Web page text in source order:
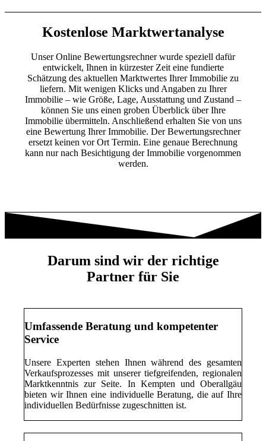
Kostenlose Marktwertanalyse
Unser Online Bewertungsrechner wurde speziell dafür
entwickelt, Ihnen in kürzester Zeit eine fundierte
Schätzung des aktuellen Marktwertes Ihrer Immobilie zu
liefern. Mit wenigen Klicks und Angaben zu Ihrer
Immobilie – wie Größe, Lage, Ausstattung und Zustand –
können Sie uns einen groben Überblick über Ihre
Immobilie übermitteln. Anschließend erhalten Sie von uns
eine Bewertung Ihrer Immobilie. Der Bewertungsrechner
ersetzt keinen vor Ort Termin. Eine genaue Berechnung
kann nur nach Besichtigung der Immobilie vorgenommen
werden.
Darum sind wir der richtige
Partner für Sie
Umfassende Beratung und kompetenter
Service
Unsere Experten stehen Ihnen während des gesamten
Verkaufsprozesses mit unserer tiefgreifenden, regionalen
Marktkenntnis zur Seite. In Kempten und Oberallgäu
bieten wir Ihnen eine individuelle Beratung, die auf Ihre
individuellen Bedürfnisse zugeschnitten ist.